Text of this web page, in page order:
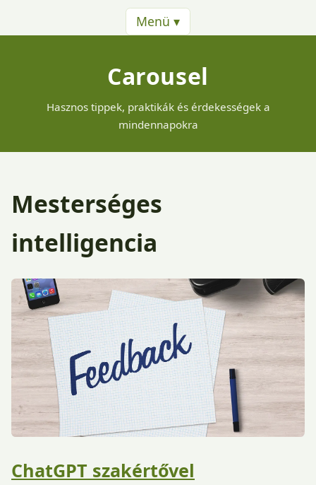
Menü ▾
Carousel
Hasznos tippek, praktikák és érdekességek a
mindennapokra
Mesterséges
intelligencia
ChatGPT szakértővel